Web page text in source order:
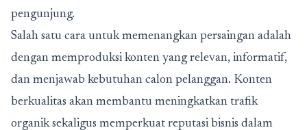
pengunjung.
Salah satu cara untuk memenangkan persaingan adalah
dengan memproduksi konten yang relevan, informatif,
dan menjawab kebutuhan calon pelanggan. Konten
berkualitas akan membantu meningkatkan trafik
organik sekaligus memperkuat reputasi bisnis dalam